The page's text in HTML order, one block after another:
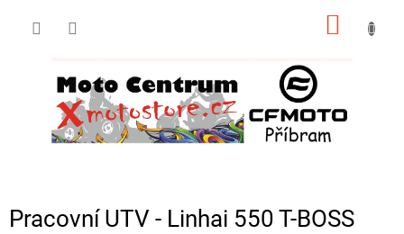
Pracovní UTV - Linhai 550 T-BOSS